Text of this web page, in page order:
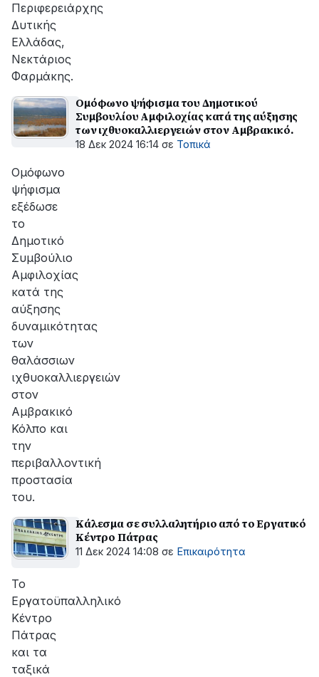
Περιφερειάρχης
Δυτικής
Ελλάδας,
Νεκτάριος
Φαρμάκης.
Ομόφωνο ψήφισμα του Δημοτικού
Συμβουλίου Αμφιλοχίας κατά της αύξησης
των ιχθυοκαλλιεργειών στον Αμβρακικό.
18 Δεκ 2024 16:14 σε Τοπικά
Ομόφωνο
ψήφισμα
εξέδωσε
το
Δημοτικό
Συμβούλιο
Αμφιλοχίας
κατά της
αύξησης
δυναμικότητας
των
θαλάσσιων
ιχθυοκαλλιεργειών
στον
Αμβρακικό
Κόλπο και
την
περιβαλλοντική
προστασία
του.
Κάλεσμα σε συλλαλητήριο από το Εργατικό
Κέντρο Πάτρας
11 Δεκ 2024 14:08 σε Επικαιρότητα
Το
Εργατοϋπαλληλικό
Κέντρο
Πάτρας
και τα
ταξικά